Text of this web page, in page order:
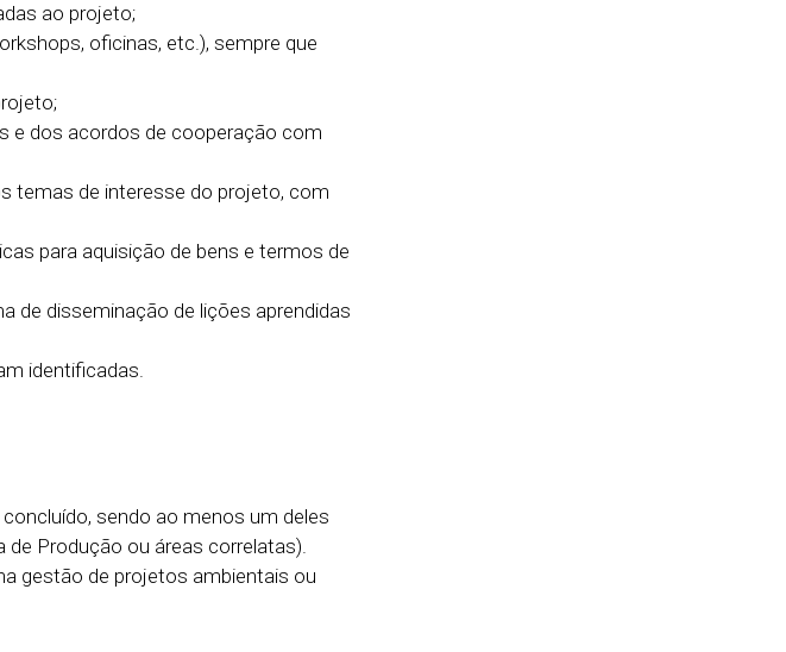
ao projeto;
oficinas, etc.), sempre que
e dos acordos de cooperação com
temas de interesse do projeto, com
para aquisição de bens e termos de
de disseminação de lições aprendidas
identificadas.
sendo ao menos um deles
de Produção ou áreas correlatas).
gestão de projetos ambientais ou